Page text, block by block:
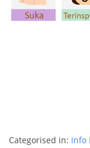
Categorised in: Info